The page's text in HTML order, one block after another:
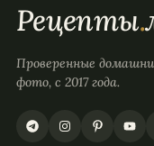
Рецепты.
Проверенные
фото, с 2017 года.